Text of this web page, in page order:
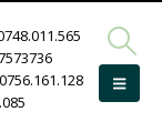
0756.161.128